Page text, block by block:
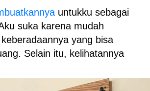
untukku sebagai
suka karena mudah
yang bisa
Selain itu, kelihatannya